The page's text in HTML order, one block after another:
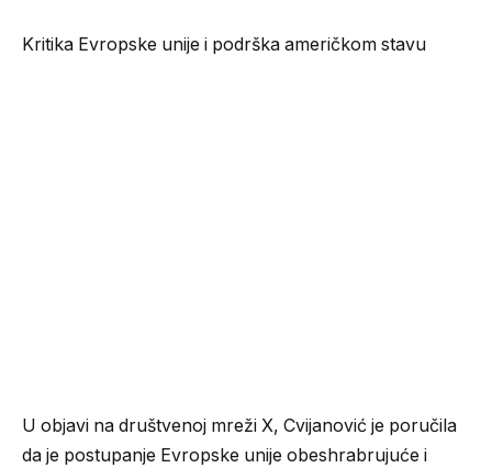
Kritika Evropske unije i podrška američkom stavu
U objavi na društvenoj mreži X, Cvijanović je poručila
da je postupanje Evropske unije obeshrabrujuće i